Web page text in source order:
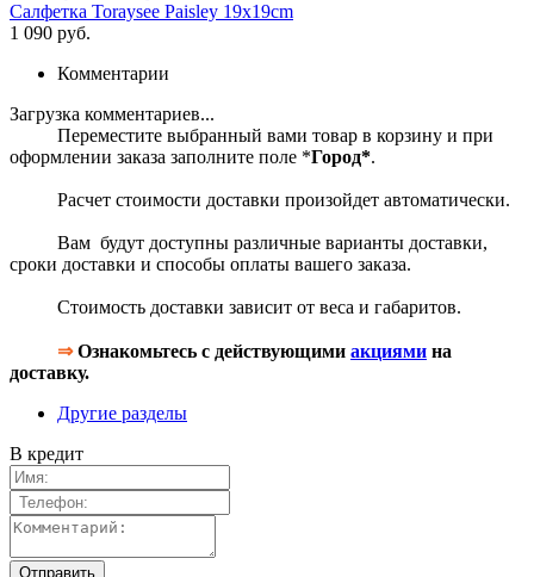
Салфетка Toraysee Paisley 19x19cm
1 090 руб.
Комментарии
Загрузка комментариев...
Переместите выбранный вами товар в корзину и при
оформлении заказа заполните поле *Город*.
Расчет стоимости доставки произойдет автоматически.
Вам будут доступны различные варианты доставки,
сроки доставки и способы оплаты вашего заказа.
Стоимость доставки зависит от веса и габаритов.
⇒Ознакомьтесь с действующими акциями на
доставку.
Другие разделы
В кредит